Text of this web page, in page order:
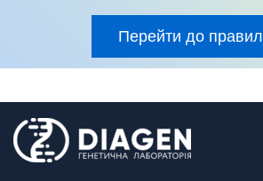
Перейти до правил